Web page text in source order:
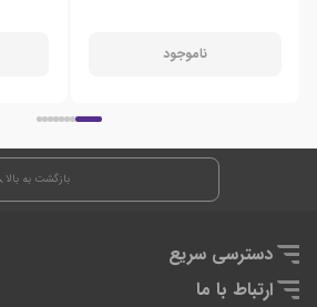
ناموجود
بازگشت به بالا
دسترسی سریع
هدفون دی جی
ارتباط با ما